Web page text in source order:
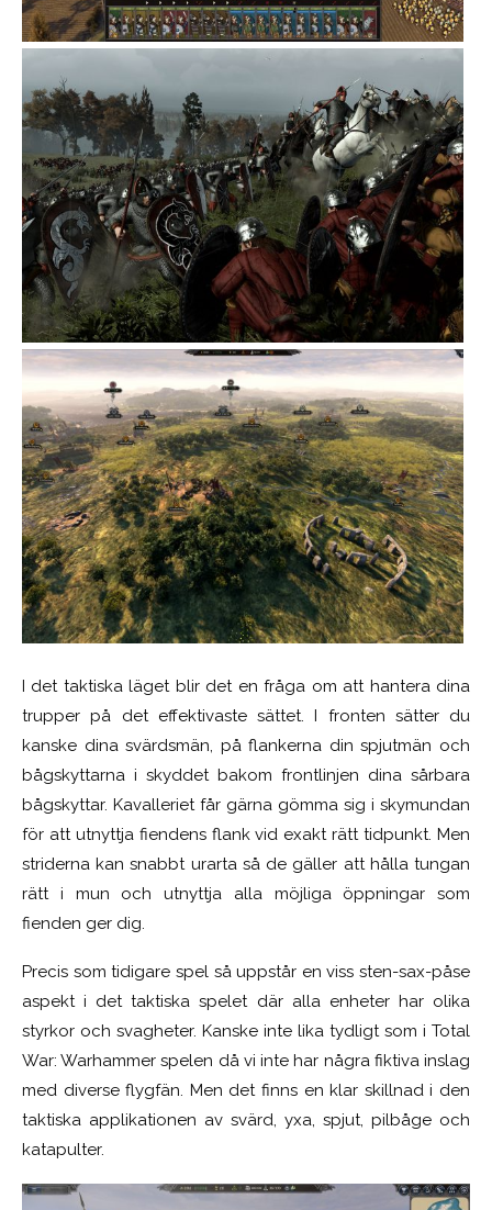
I det taktiska läget blir det en fråga om att hantera dina
trupper på det effektivaste sättet. I fronten sätter du
kanske dina svärdsmän, på flankerna din spjutmän och
bågskyttarna i skyddet bakom frontlinjen dina sårbara
bågskyttar. Kavalleriet får gärna gömma sig i skymundan
för att utnyttja fiendens flank vid exakt rätt tidpunkt. Men
striderna kan snabbt urarta så de gäller att hålla tungan
rätt i mun och utnyttja alla möjliga öppningar som
fienden ger dig.
Precis som tidigare spel så uppstår en viss sten-sax-påse
aspekt i det taktiska spelet där alla enheter har olika
styrkor och svagheter. Kanske inte lika tydligt som i Total
War: Warhammer spelen då vi inte har några fiktiva inslag
med diverse flygfän. Men det finns en klar skillnad i den
taktiska applikationen av svärd, yxa, spjut, pilbåge och
katapulter.